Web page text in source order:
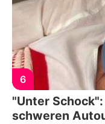
6
"Unter
schweren